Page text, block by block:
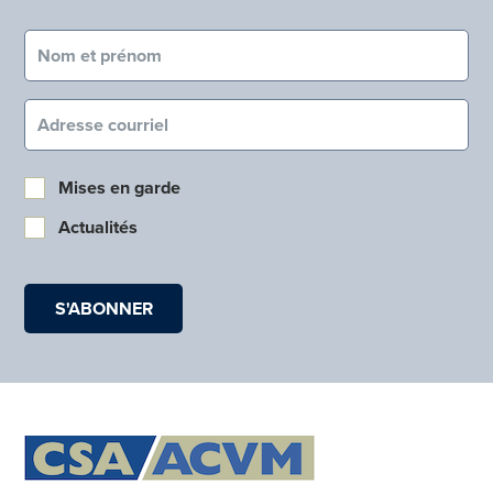
Nom et prénom (obligatoire)
Courriel (obligatoire)
Mises en garde
Actualités